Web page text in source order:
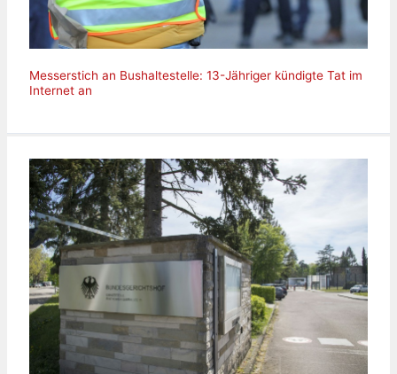
Messerstich an Bushaltestelle: 13-Jähriger kündigte Tat im
Internet an